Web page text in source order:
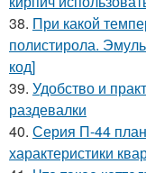
38. При какой
полистирола.
код]
39. Удобство и
раздевалки
40. Серия П-44
характеристики